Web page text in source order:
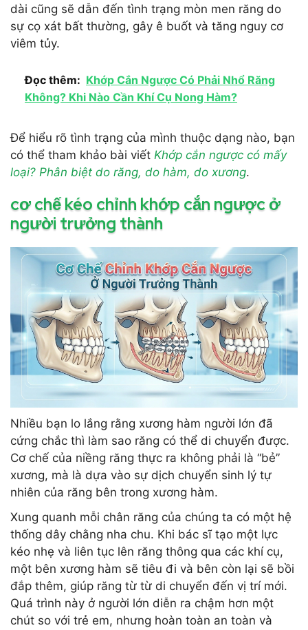
dài cũng sẽ dẫn đến tình trạng mòn men răng do
sự cọ xát bất thường, gây ê buốt và tăng nguy cơ
viêm tủy.
Đọc thêm: Khớp Cắn Ngược Có Phải Nhổ Răng
Không? Khi Nào Cần Khí Cụ Nong Hàm?
Để hiểu rõ tình trạng của mình thuộc dạng nào, bạn
có thể tham khảo bài viết Khớp cắn ngược có mấy
loại? Phân biệt do răng, do hàm, do xương.
cơ chế kéo chỉnh khớp cắn ngược ở
người trưởng thành
Nhiều bạn lo lắng rằng xương hàm người lớn đã
cứng chắc thì làm sao răng có thể di chuyển được.
Cơ chế của niềng răng thực ra không phải là “bẻ”
xương, mà là dựa vào sự dịch chuyển sinh lý tự
nhiên của răng bên trong xương hàm.
Xung quanh mỗi chân răng của chúng ta có một hệ
thống dây chằng nha chu. Khi bác sĩ tạo một lực
kéo nhẹ và liên tục lên răng thông qua các khí cụ,
một bên xương hàm sẽ tiêu đi và bên còn lại sẽ bồi
đắp thêm, giúp răng từ từ di chuyển đến vị trí mới.
Quá trình này ở người lớn diễn ra chậm hơn một
chút so với trẻ em, nhưng hoàn toàn an toàn và